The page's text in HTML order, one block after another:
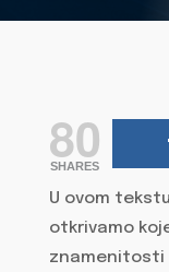
80
SHARES
U ovom
otkrivamo
znamenitosti